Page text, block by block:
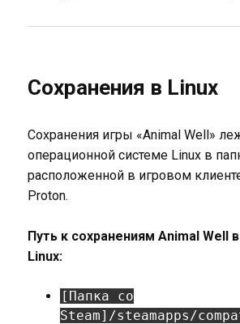
Сохранения в Linux
Сохранения игры «Animal Well»
операционной системе Linux в
расположенной в игровом
Proton.
Путь к сохранениям Animal Well
Linux:
[Папка со
Steam]/steamapps/